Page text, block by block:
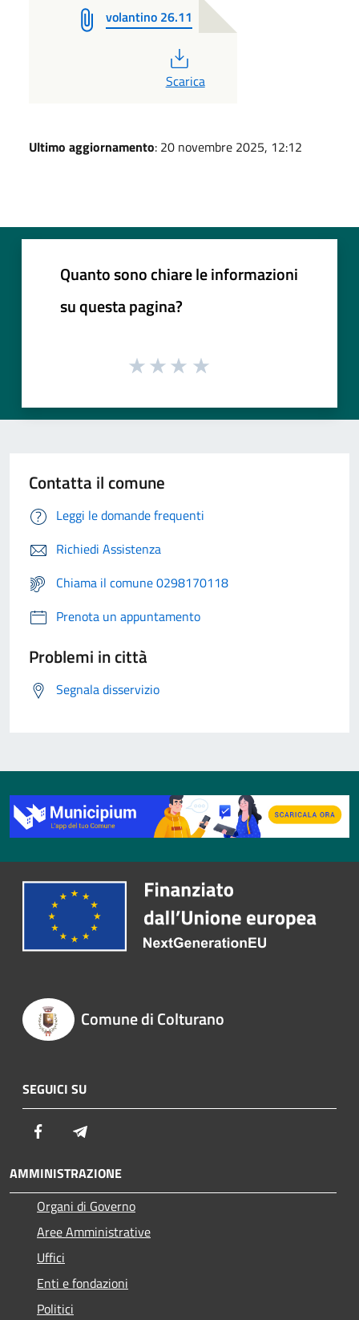
volantino 26.11
PDF
Scarica
Ultimo aggiornamento: 20 novembre 2025, 12:12
Quanto sono chiare le informazioni
su questa pagina?
Contatta il comune
Leggi le domande frequenti
Richiedi Assistenza
Chiama il comune 0298170118
Prenota un appuntamento
Problemi in città
Segnala disservizio
Comune di Colturano
SEGUICI SU
Facebook
AMMINISTRAZIONE
Organi di Governo
Aree Amministrative
Uffici
Enti e fondazioni
Politici